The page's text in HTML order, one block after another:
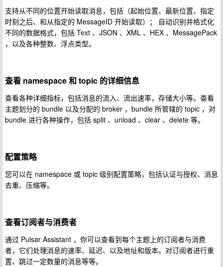
支持从不同的位置开始读取消息，包括（起始位置、最新位置、指定
时刻之后、和从指定的 MessageID 开始读取）； 自动识别并格式化
不同的数据格式，包括 Text 、JSON 、XML 、HEX 、MessagePack
，以及各种整数、浮点类型。
查看 namespace 和 topic 的详细信息
查看各种详细指标，包括消息的流入、流出速率，存储大小等。查看
主题划分的 bundle 以及分配的 broker ，bundle 所管辖的 topic ，对
bundle 进行各种操作，包括 split 、unload 、clear 、delete 等。
配置策略
您可以在 namespace 或 topic 级别配置策略，包括认证与授权、消息
去重、压缩等。
查看订阅者与消费者
通过 Pulsar Assistant ，你可以查看到每个主题上的订阅者与消费
者，它们处理消息的速率、延迟、以及地址和版本。对订阅者进行重
置、跳过一定数量的消息等等。